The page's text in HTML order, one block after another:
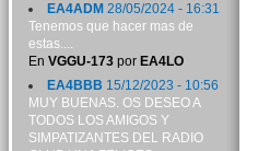
EA4ADM 28/05/2024 - 16:31
Tenemos que hacer mas de
estas....
En VGGU-173por EA4LO
EA4BBB 15/12/2023 - 10:56
MUY BUENAS. OS DESEO A
TODOS LOS AMIGOS Y
SIMPATIZANTES DEL RADIO